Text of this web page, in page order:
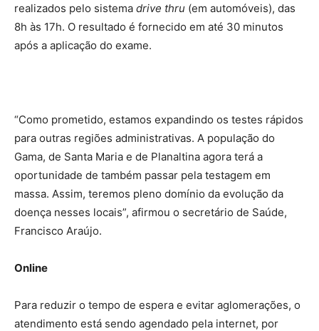
realizados pelo sistema drive thru (em automóveis), das
8h às 17h. O resultado é fornecido em até 30 minutos
após a aplicação do exame.
“Como prometido, estamos expandindo os testes rápidos
para outras regiões administrativas. A população do
Gama, de Santa Maria e de Planaltina agora terá a
oportunidade de também passar pela testagem em
massa. Assim, teremos pleno domínio da evolução da
doença nesses locais”, afirmou o secretário de Saúde,
Francisco Araújo.
Online
Para reduzir o tempo de espera e evitar aglomerações, o
atendimento está sendo agendado pela internet, por